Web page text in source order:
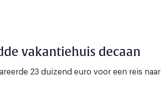
vakantiehuis decaan
23 duizend euro voor een reis naar